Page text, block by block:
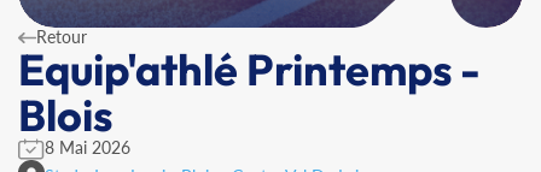
Retour
Equip'athlé Printemps -
Blois
8 Mai 2026